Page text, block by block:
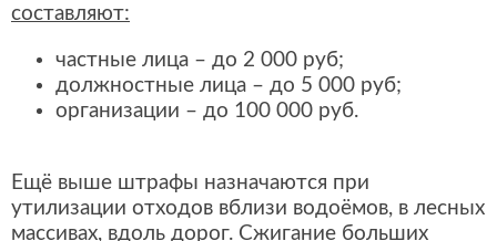
составляют:
частные лица – до 2 000 руб;
должностные лица – до 5 000 руб;
организации – до 100 000 руб.
Ещё выше штрафы назначаются при
утилизации отходов вблизи водоёмов, в лесных
массивах, вдоль дорог. Сжигание больших